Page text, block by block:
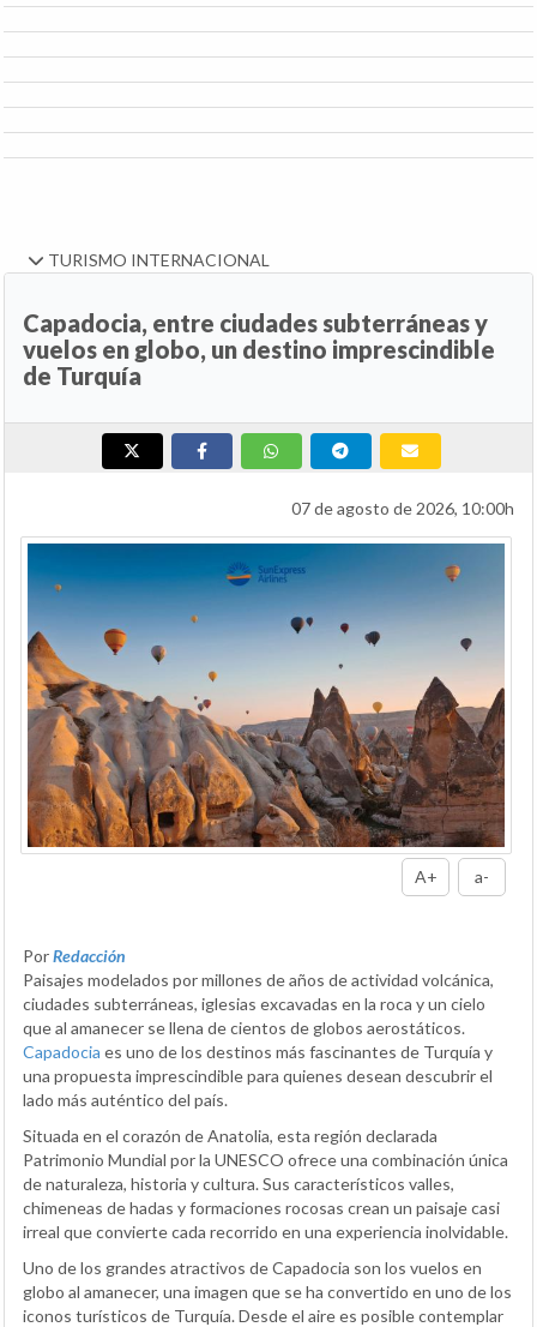
TURISMO INTERNACIONAL
Capadocia, entre ciudades subterráneas y
vuelos en globo, un destino imprescindible
de Turquía
07 de agosto de 2026, 10:00h
A+ a-
PorRedacción
Paisajes modelados por millones de años de actividad volcánica,
ciudades subterráneas, iglesias excavadas en la roca y un cielo
que al amanecer se llena de cientos de globos aerostáticos.
Capadocia es uno de los destinos más fascinantes de Turquía y
una propuesta imprescindible para quienes desean descubrir el
lado más auténtico del país.
Situada en el corazón de Anatolia, esta región declarada
Patrimonio Mundial por la UNESCO ofrece una combinación única
de naturaleza, historia y cultura. Sus característicos valles,
chimeneas de hadas y formaciones rocosas crean un paisaje casi
irreal que convierte cada recorrido en una experiencia inolvidable.
Uno de los grandes atractivos de Capadocia son los vuelos en
globo al amanecer, una imagen que se ha convertido en uno de los
iconos turísticos de Turquía. Desde el aire es posible contemplar